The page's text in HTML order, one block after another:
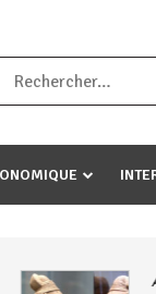
umariye